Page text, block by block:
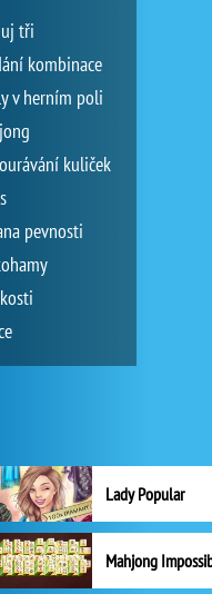
tři
kombinace
v herním poli
kuliček
pevnosti
Lady Popular
Mahjong